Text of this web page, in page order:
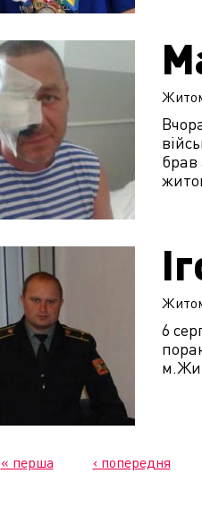
брав
6
« перша ‹ попередня